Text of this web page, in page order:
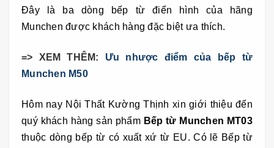
Đây là ba dòng bếp từ điển hình của hãng
Munchen được khách hàng đặc biệt ưa thích.
=> XEM THÊM: Ưu nhược điểm của bếp từ
Munchen M50
Hôm nay Nội Thất Kường Thịnh xin giới thiệu đến
quý khách hàng sản phẩm Bếp từ Munchen MT03
thuộc dòng bếp từ có xuất xứ từ EU. Có lẽ Bếp từ